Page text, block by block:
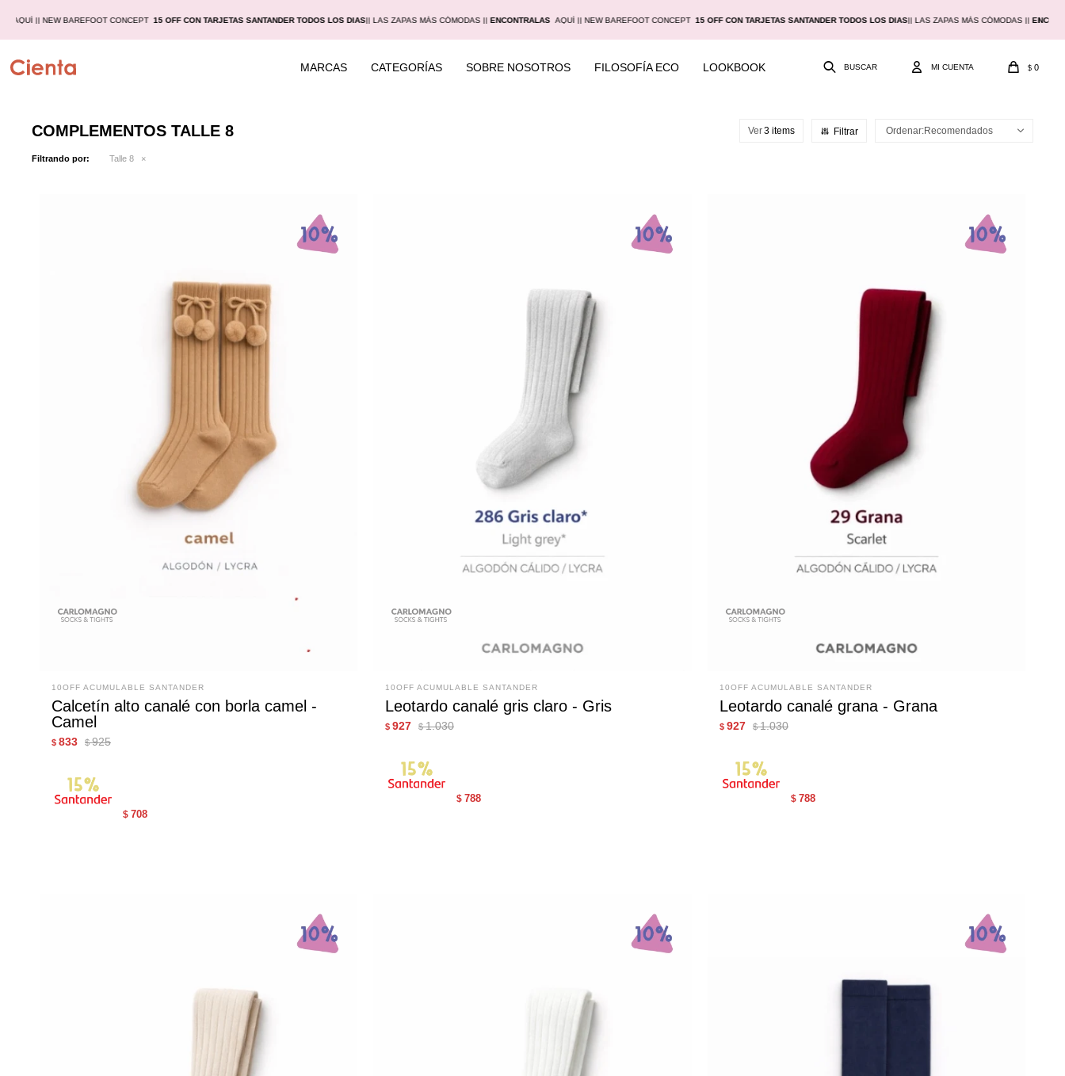
AQUÍ || NEW BAREFOOT CONCEPT15 OFF CON TARJETAS SANTANDER TODOS LOS DIAS|| LAS ZAPAS MÁS CÓMODAS || ENCONTRALASAQUÍ || NEW BAREFOOT CONCEPT15 OFF CON TARJETAS SANTANDER TODOS LOS DIAS|| LAS ZAPAS MÁS CÓMODAS ||
MARCAS CATEGORÍAS SOBRE NOSOTROS FILOSOFÍA ECO LOOKBOOK $ 0
COMPLEMENTOS TALLE 8 Ver Recomendados
Filtrando por: Talle 8
10OFF ACUMULABLE SANTANDER
Calcetín alto canalé con borla camel -
Camel
$ 833 $ 925
$ 708
10OFF ACUMULABLE SANTANDER
Leotardo canalé gris claro - Gris
$ 927 $ 1.030
$ 788
10OFF ACUMULABLE SANTANDER
Leotardo canalé grana - Grana
$ 927 $ 1.030
$ 788